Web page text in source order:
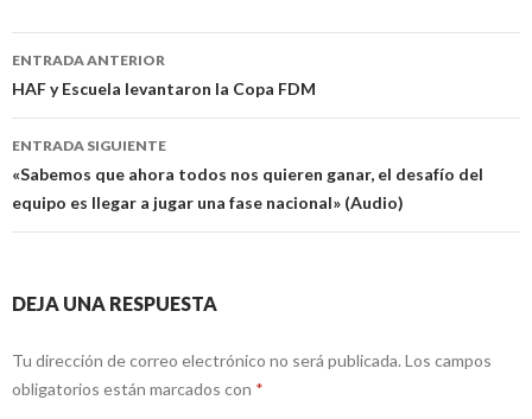
Navegación
de
entradas
ENTRADA ANTERIOR
HAF y Escuela levantaron la Copa FDM
ENTRADA SIGUIENTE
«Sabemos que ahora todos nos quieren ganar, el desafío del
equipo es llegar a jugar una fase nacional» (Audio)
DEJA UNA RESPUESTA
Tu dirección de correo electrónico no será publicada. Los campos
obligatorios están marcados con *